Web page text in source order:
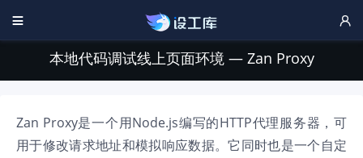
 
本地代码调试线上页面环境 — Zan Proxy
Zan Proxy是一个用Node.js编写的HTTP代理服务器，可
用于修改请求地址和模拟响应数据。它同时也是一个自定